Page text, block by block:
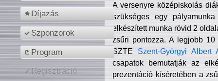
Díjazás
Szponzorok
Program
Regisztráció
A versenyre középiskolás
szükséges egy
elkészített munka rövid 2
zsűri pontozza. A legjobb
SZTE Szent-Györgyi Albert
csapatok bemutatják az
prezentáció kíséretében a